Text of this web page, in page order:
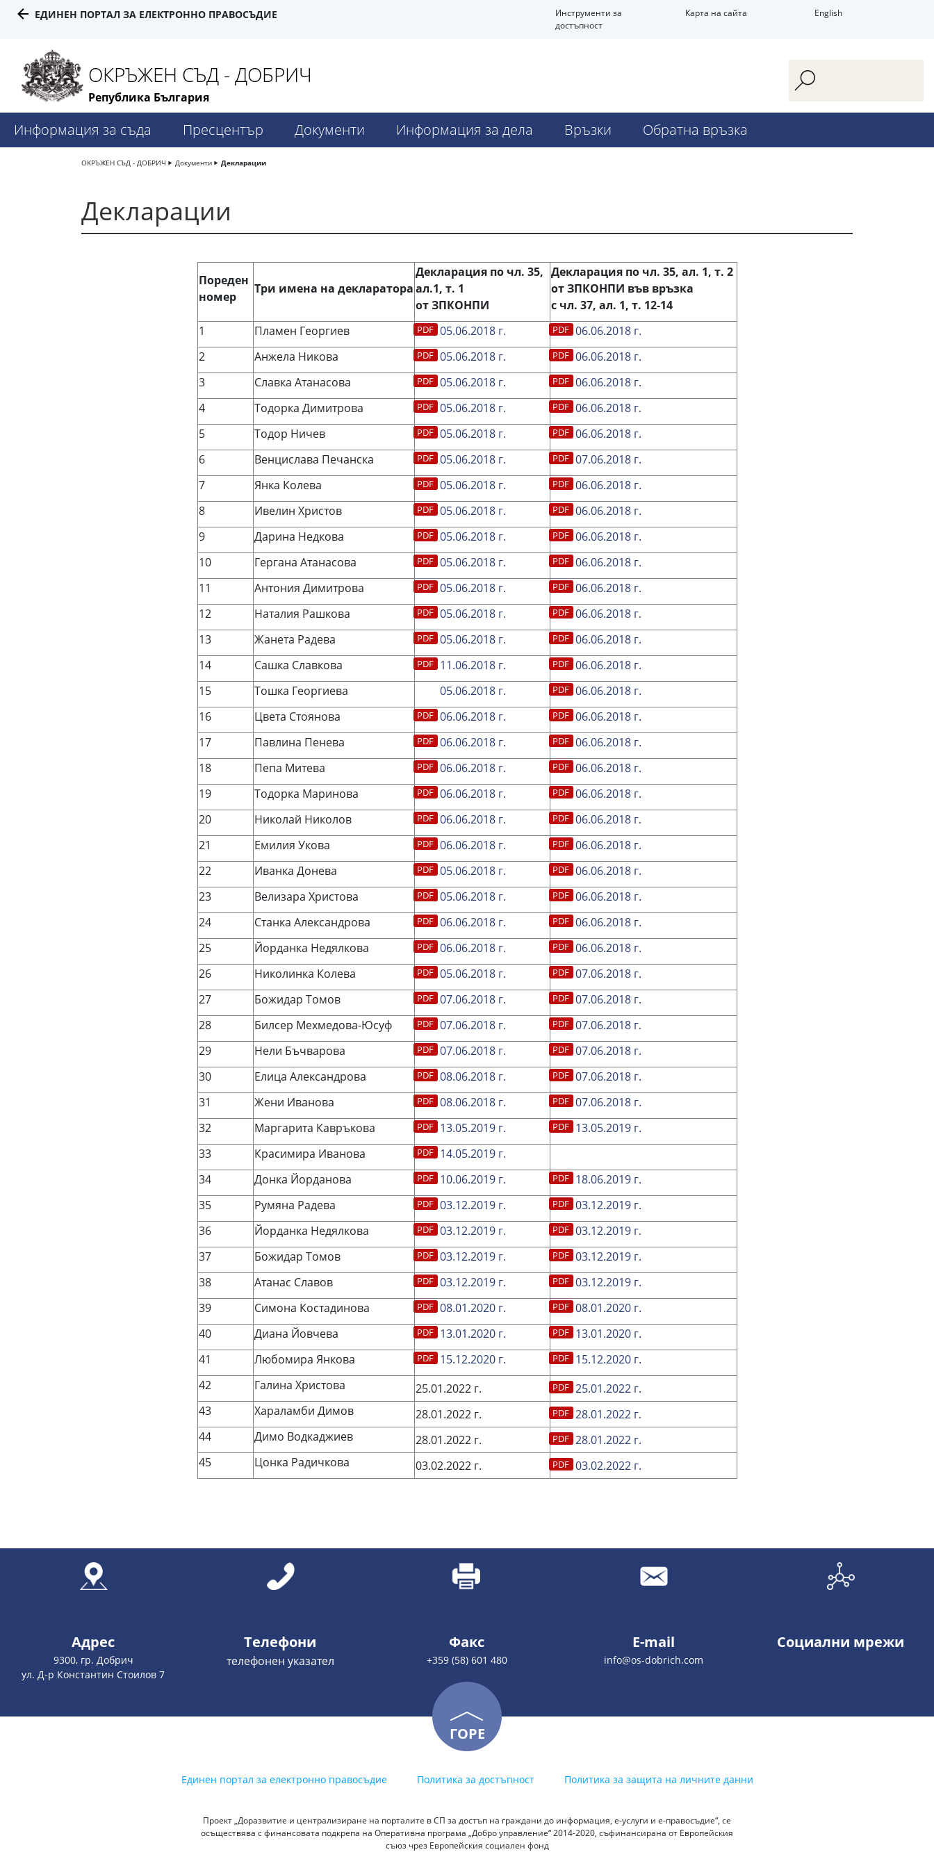
ЕДИНЕН ПОРТАЛ ЗА ЕЛЕКТРОННО ПРАВОСЪДИЕ
Инструменти за
достъпност
Карта на сайта English
ОКРЪЖЕН СЪД - ДОБРИЧ
Република България
Информация за съда Пресцентър Документи Информация за дела Връзки Обратна връзка
ОКРЪЖЕН СЪД - ДОБРИЧ Документи Декларации
Декларации
Пореден
номер
Три имена на декларатора
Декларация по чл. 35,
ал.1, т. 1
от ЗПКОНПИ
Декларация по чл. 35, ал. 1, т. 2
от ЗПКОНПИ във връзка
с чл. 37, ал. 1, т. 12-14
1
Пламен Георгиев 05.06.2018 г.
06.06.2018 г.
2
Анжела Никова 05.06.2018 г.
06.06.2018 г.
3
Славка Атанасова 05.06.2018 г.
06.06.2018 г.
4
Тодорка Димитрова 05.06.2018 г.
06.06.2018 г.
5
Тодор Ничев 05.06.2018 г.
06.06.2018 г.
6
Венцислава Печанска 05.06.2018 г.
07.06.2018 г.
7
Янка Колева 05.06.2018 г.
06.06.2018 г.
8
Ивелин Христов 05.06.2018 г.
06.06.2018 г.
9
Дарина Недкова 05.06.2018 г.
06.06.2018 г.
10
Гергана Атанасова 05.06.2018 г.
06.06.2018 г.
11
Антония Димитрова 05.06.2018 г.
06.06.2018 г.
12
Наталия Рашкова 05.06.2018 г.
06.06.2018 г.
13
Жанета Радева 05.06.2018 г.
06.06.2018 г.
14
Сашка Славкова 11.06.2018 г.
06.06.2018 г.
15
Тошка Георгиева 05.06.2018 г.
06.06.2018 г.
16
Цвета Стоянова 06.06.2018 г.
06.06.2018 г.
17
Павлина Пенева 06.06.2018 г.
06.06.2018 г.
18
Пепа Митева 06.06.2018 г.
06.06.2018 г.
19
Тодорка Маринова 06.06.2018 г.
06.06.2018 г.
20
Николай Николов 06.06.2018 г.
06.06.2018 г.
21
Емилия Укова 06.06.2018 г.
06.06.2018 г.
22
Иванка Донева 05.06.2018 г.
06.06.2018 г.
23
Велизара Христова 05.06.2018 г.
06.06.2018 г.
24
Станка Александрова 06.06.2018 г.
06.06.2018 г.
25
Йорданка Недялкова 06.06.2018 г.
06.06.2018 г.
26
Николинка Колева 05.06.2018 г.
07.06.2018 г.
27
Божидар Томов 07.06.2018 г.
07.06.2018 г.
28
Билсер Мехмедова-Юсуф 07.06.2018 г.
07.06.2018 г.
29
Нели Бъчварова 07.06.2018 г.
07.06.2018 г.
30
Елица Александрова 08.06.2018 г.
07.06.2018 г.
31
Жени Иванова 08.06.2018 г.
07.06.2018 г.
32
Маргарита Кавръкова 13.05.2019 г.
13.05.2019 г.
33
Красимира Иванова
14.05.2019 г.
34
Донка Йорданова 10.06.2019 г.
18.06.2019 г.
35
Румяна Радева 03.12.2019 г.
03.12.2019 г.
36
Йорданка Недялкова 03.12.2019 г.
03.12.2019 г.
37
Божидар Томов 03.12.2019 г.
03.12.2019 г.
38
Атанас Славов 03.12.2019 г.
03.12.2019 г.
39
Симона Костадинова 08.01.2020 г.
08.01.2020 г.
40
Диана Йовчева 13.01.2020 г.
13.01.2020 г.
41
Любомира Янкова 15.12.2020 г.
15.12.2020 г.
42
Галина Христова 25.01.2022 г.
25.01.2022 г.
43
Хараламби Димов 28.01.2022 г.
28.01.2022 г.
44
Димо Водкаджиев 28.01.2022 г.
28.01.2022 г.
45
Цонка Радичкова 03.02.2022 г. 03.02.2022 г.
Адрес
9300, гр. Добрич
ул. Д-р Константин Стоилов 7
Телефони
телефонен указател
Факс
+359 (58) 601 480
E-mail
info@os-dobrich.com
Социални мрежи
ГОРЕ
Единен портал за електронно правосъдие Политика за достъпност Политика за защита на личните данни
Проект „Доразвитие и централизиране на порталите в СП за достъп на граждани до информация, е-услуги и е-правосъдие“, се
осъществява с финансовата подкрепа на Оперативна програма „Добро управление“ 2014-2020, съфинансирана от Европейския
съюз чрез Европейския социален фонд